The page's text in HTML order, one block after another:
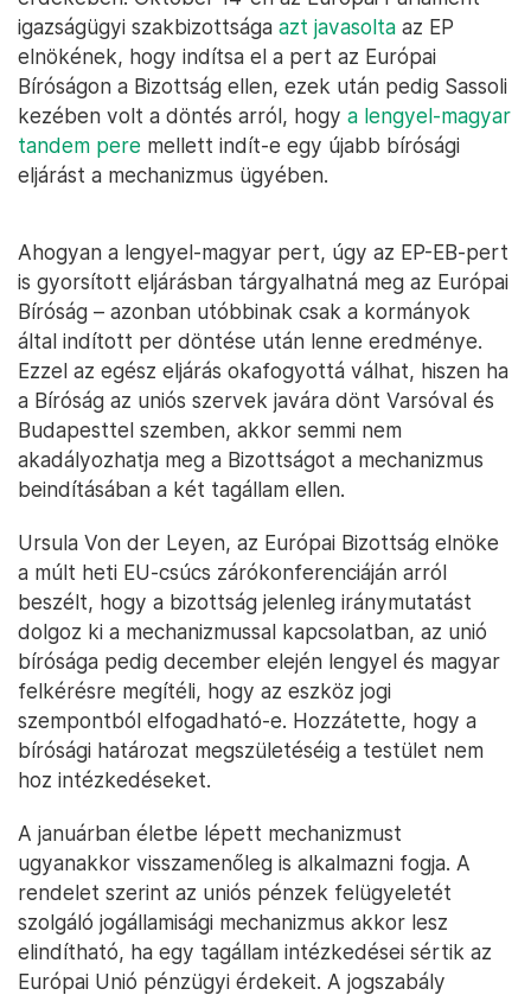
igazságügyi szakbizottsága azt javasolta az EP
elnökének, hogy indítsa el a pert az Európai
Bíróságon a Bizottság ellen, ezek után pedig Sassoli
kezében volt a döntés arról, hogy a lengyel-magyar
tandem pere mellett indít-e egy újabb bírósági
eljárást a mechanizmus ügyében.
Ahogyan a lengyel-magyar pert, úgy az EP-EB-pert
is gyorsított eljárásban tárgyalhatná meg az Európai
Bíróság – azonban utóbbinak csak a kormányok
által indított per döntése után lenne eredménye.
Ezzel az egész eljárás okafogyottá válhat, hiszen ha
a Bíróság az uniós szervek javára dönt Varsóval és
Budapesttel szemben, akkor semmi nem
akadályozhatja meg a Bizottságot a mechanizmus
beindításában a két tagállam ellen.
Ursula Von der Leyen, az Európai Bizottság elnöke
a múlt heti EU-csúcs zárókonferenciáján arról
beszélt, hogy a bizottság jelenleg iránymutatást
dolgoz ki a mechanizmussal kapcsolatban, az unió
bírósága pedig december elején lengyel és magyar
felkérésre megítéli, hogy az eszköz jogi
szempontból elfogadható-e. Hozzátette, hogy a
bírósági határozat megszületéséig a testület nem
hoz intézkedéseket.
A januárban életbe lépett mechanizmust
ugyanakkor visszamenőleg is alkalmazni fogja. A
rendelet szerint az uniós pénzek felügyeletét
szolgáló jogállamisági mechanizmus akkor lesz
elindítható, ha egy tagállam intézkedései sértik az
Európai Unió pénzügyi érdekeit. A jogszabály